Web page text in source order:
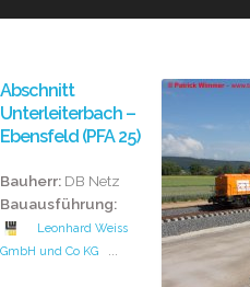
Abschnitt
Unterleiterbach –
Ebensfeld (PFA 25)
Bauherr: DB Netz
Bauausführung:
Leonhard Weiss
GmbH und Co KG